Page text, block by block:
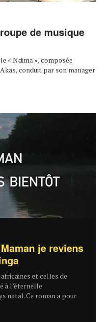
de musique
« Ndima », composée
conduit par son manager
je reviens
et celles de
à l’éternelle
natal. Ce roman a pour